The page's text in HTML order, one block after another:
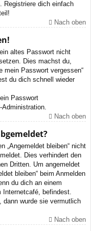
Registriere dich einfach
Nach oben
altes Passwort nicht
Dies machst du,
mein Passwort vergessen“
du dich schnell wieder
Passwort
Nach oben
„Angemeldet bleiben“ nicht
Dies verhindert den
Dritten. Um angemeldet
bleiben“ beim Anmelden
du dich an einem
Internetcafé, befindest.
dann wurde sie vermutlich
Nach oben